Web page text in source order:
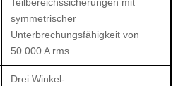
symmetrischer
Unterbrechungsfähigkeit von
50.000 A rms.
Drei Winkel-